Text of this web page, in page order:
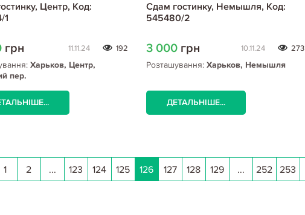
Центр, Код:
1
грн 11.11.24 192
Харьков, Центр,
пер.
Сдам гостинку, Немышля, Код:
545480/2
3 000 грн 10.11.24 273
Розташування: Харьков, Немышля
ДЕТАЛЬНІШЕ...
1 2 ... 123 124 125 126 127 128 129 ... 252 253